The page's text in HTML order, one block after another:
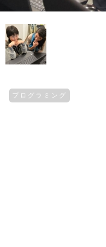
プログラミング